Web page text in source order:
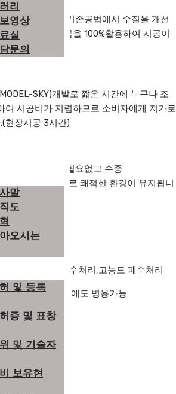
리
영상
실
문의
말
도
오시는
및 등록
증 및 표창
및 기술자
보유현
호환성이 잘됨 : 기존공법에서 수질을 개선
기존토목 구조물을 100%활용하여 시공이
SKY)개발로 짧은 시간에 누구나 조
여 시공비가 저렴하므로 소비자에게 저가로
현장시공 3시간)
적인 유지관리가 필요없고 수중
음발생이 없으므로 쾌적한 환경이 유지됩니
산폐수, 분뇨, 정수처리,고농도 폐수처리
저농도 폐수처리에도 병용가능
가능